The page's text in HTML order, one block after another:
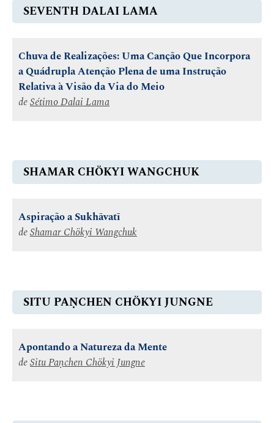
SEVENTH DALAI LAMA
Chuva de Realizações: Uma Canção Que Incorpora
a Quádrupla Atenção Plena de uma Instrução
Relativa à Visão da Via do Meio
deSétimo Dalai Lama
SHAMAR CHÖKYI WANGCHUK
Aspiração a Sukhāvatī
deShamar Chökyi Wangchuk
SITU PAṆCHEN CHÖKYI JUNGNE
Apontando a Natureza da Mente
deSitu Paṇchen Chökyi Jungne